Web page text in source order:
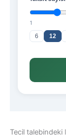
Tecil talebindeki